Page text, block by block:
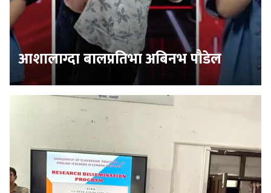
आशालाग्दा बालप्रतिभा अबिनभ पौडेल